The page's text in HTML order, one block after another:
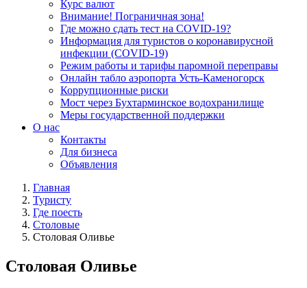
Курс валют
Внимание! Пограничная зона!
Где можно сдать тест на COVID-19?
Информация для туристов о коронавирусной
инфекции (COVID-19)
Режим работы и тарифы паромной переправы
Онлайн табло аэропорта Усть-Каменогорск
Коррупционные риски
Мост через Бухтарминское водохранилище
Меры государственной поддержки
О нас
Контакты
Для бизнеса
Объявления
Главная
Туристу
Где поесть
Столовые
Столовая Оливье
Столовая Оливье